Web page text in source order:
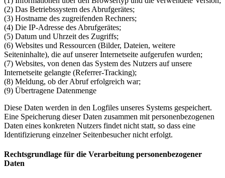
(2) Das Betriebssystem des Abrufgerätes;
(3) Hostname des zugreifenden Rechners;
(4) Die IP-Adresse des Abrufgerätes;
(5) Datum und Uhrzeit des Zugriffs;
(6) Websites und Ressourcen (Bilder, Dateien, weitere
Seiteninhalte), die auf unserer Internetseite aufgerufen wurden;
(7) Websites, von denen das System des Nutzers auf unsere
Internetseite gelangte (Referrer-Tracking);
(8) Meldung, ob der Abruf erfolgreich war;
(9) Übertragene Datenmenge
Diese Daten werden in den Logfiles unseres Systems gespeichert.
Eine Speicherung dieser Daten zusammen mit personenbezogenen
Daten eines konkreten Nutzers findet nicht statt, so dass eine
Identifizierung einzelner Seitenbesucher nicht erfolgt.
Rechtsgrundlage für die Verarbeitung personenbezogener
Daten